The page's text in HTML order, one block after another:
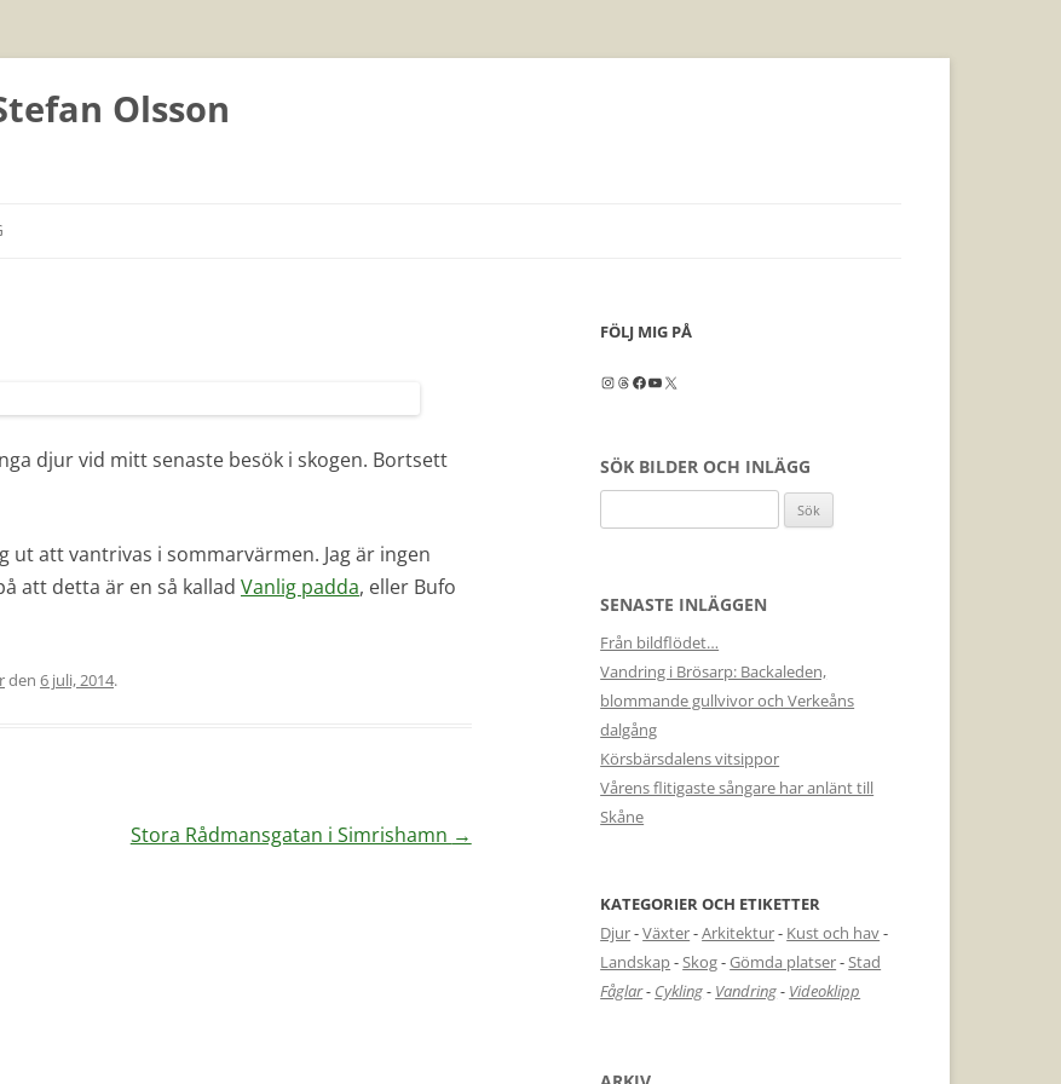
Olsson
djur vid mitt senaste besök i skogen. Bortsett
att vantrivas i sommarvärmen. Jag är ingen
att detta är en så kallad Vanlig padda, eller Bufo
den 6 juli, 2014.
Stora Rådmansgatan i Simrishamn →
FÖLJ MIG PÅ
Instagram
Threads
Facebook
YouTube
X
SÖK BILDER OCH INLÄGG
efter:
SENASTE INLÄGGEN
Från bildflödet…
Vandring i Brösarp: Backaleden,
blommande gullvivor och Verkeåns
dalgång
Körsbärsdalens vitsippor
Vårens flitigaste sångare har anlänt till
Skåne
KATEGORIER OCH ETIKETTER
Djur-Växter-Arkitektur- Kust och hav-
Landskap-Skog-Gömda platser-Stad
Fåglar- Cykling- Vandring- Videoklipp